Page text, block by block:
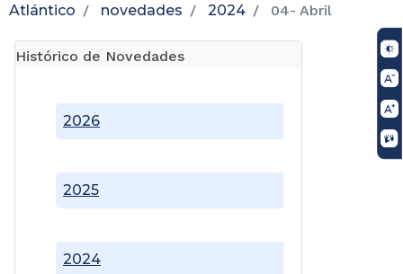
Atlántico novedades 2024 04- Abril
Histórico de Novedades
2024
2025
2026